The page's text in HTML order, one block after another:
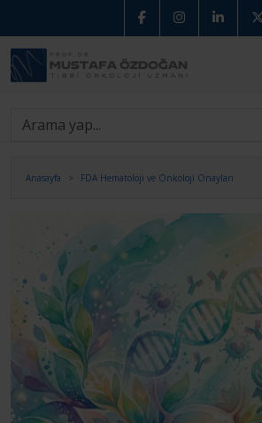
Anasayfa FDA Hematoloji ve Onkoloji Onayları